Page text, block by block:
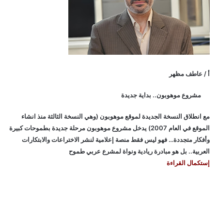
أ / عاطف مظهر
مشروع موهوبون.. بداية جديدة
مع انطلاق النسخة الجديدة لموقع موهوبون (وهي النسخة الثالثة منذ انشاء
الموقع في العام 2007) يدخل مشروع موهوبون مرحلة جديدة بطموحات كبيرة
وأفكار متجددة… فهو ليس فقط منصة إعلامية لنشر الاختراعات والابتكارات
العربية.. بل هو مبادرة ريادية ونواة لمشرع عربي طموح
إستكمال القراءة